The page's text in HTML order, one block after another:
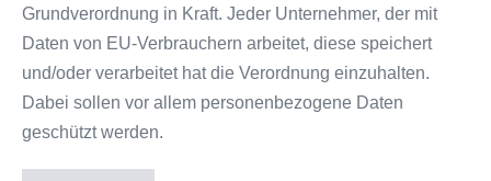
Grundverordnung in Kraft. Jeder Unternehmer, der mit
Daten von EU-Verbrauchern arbeitet, diese speichert
und/oder verarbeitet hat die Verordnung einzuhalten.
Dabei sollen vor allem personenbezogene Daten
geschützt werden.